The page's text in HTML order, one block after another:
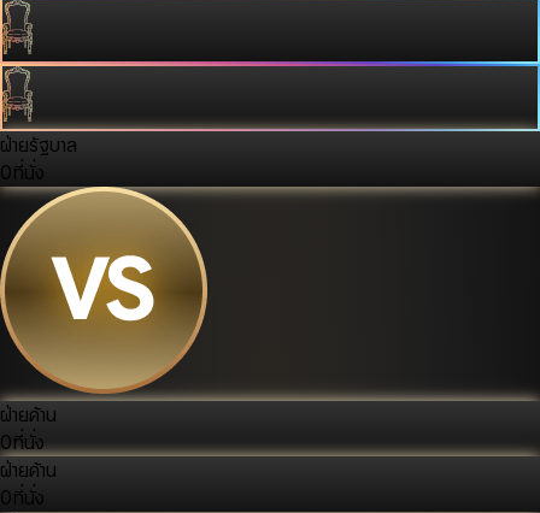
ฝ่ายรัฐบาล
0ที่นั่ง
ฝ่ายค้าน
0ที่นั่ง
ฝ่ายค้าน
0ที่นั่ง